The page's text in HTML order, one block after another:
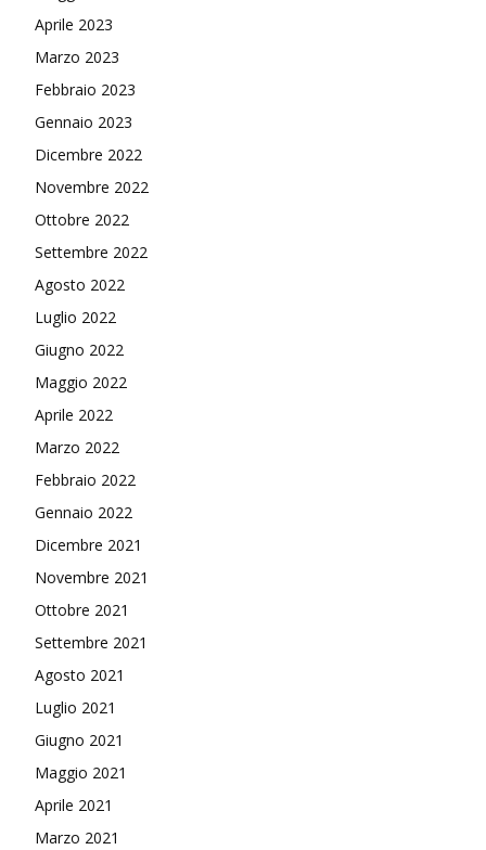
Aprile 2023
Marzo 2023
Febbraio 2023
Gennaio 2023
Dicembre 2022
Novembre 2022
Ottobre 2022
Settembre 2022
Agosto 2022
Luglio 2022
Giugno 2022
Maggio 2022
Aprile 2022
Marzo 2022
Febbraio 2022
Gennaio 2022
Dicembre 2021
Novembre 2021
Ottobre 2021
Settembre 2021
Agosto 2021
Luglio 2021
Giugno 2021
Maggio 2021
Aprile 2021
Marzo 2021